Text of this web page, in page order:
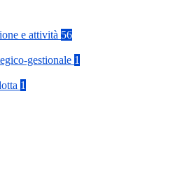
e attività 56
gestionale 1
1